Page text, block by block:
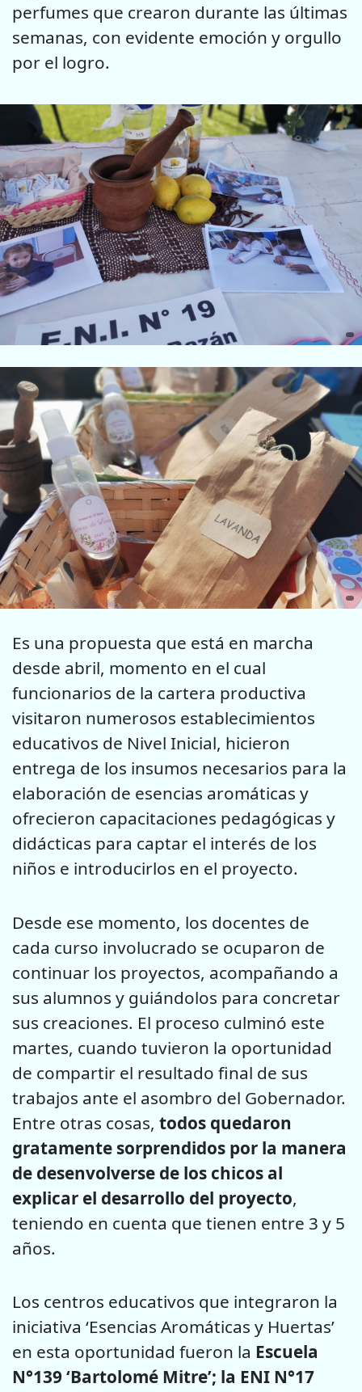
perfumes que crearon durante las últimas
semanas, con evidente emoción y orgullo
por el logro.
Es una propuesta que está en marcha
desde abril, momento en el cual
funcionarios de la cartera productiva
visitaron numerosos establecimientos
educativos de Nivel Inicial, hicieron
entrega de los insumos necesarios para la
elaboración de esencias aromáticas y
ofrecieron capacitaciones pedagógicas y
didácticas para captar el interés de los
niños e introducirlos en el proyecto.
Desde ese momento, los docentes de
cada curso involucrado se ocuparon de
continuar los proyectos, acompañando a
sus alumnos y guiándolos para concretar
sus creaciones. El proceso culminó este
martes, cuando tuvieron la oportunidad
de compartir el resultado final de sus
trabajos ante el asombro del Gobernador.
Entre otras cosas, todos quedaron
gratamente sorprendidos por la manera
de desenvolverse de los chicos al
explicar el desarrollo del proyecto,
teniendo en cuenta que tienen entre 3 y 5
años.
Los centros educativos que integraron la
iniciativa ‘Esencias Aromáticas y Huertas’
en esta oportunidad fueron la Escuela
N°139 ‘Bartolomé Mitre’; la ENI N°17